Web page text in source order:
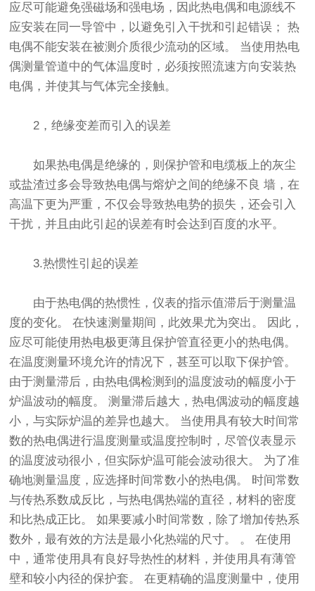
应尽可能避免强磁场和强电场，因此热电偶和电源线不
应安装在同一导管中，以避免引入干扰和引起错误； 热
电偶不能安装在被测介质很少流动的区域。 当使用热电
偶测量管道中的气体温度时，必须按照流速方向安装热
电偶，并使其与气体完全接触。
2，绝缘变差而引入的误差
如果热电偶是绝缘的，则保护管和电缆板上的灰尘
或盐渣过多会导致热电偶与熔炉之间的绝缘不良 墙，在
高温下更为严重，不仅会导致热电势的损失，还会引入
干扰，并且由此引起的误差有时会达到百度的水平。
3.热惯性引起的误差
由于热电偶的热惯性，仪表的指示值滞后于测量温
度的变化。 在快速测量期间，此效果尤为突出。 因此，
应尽可能使用热电极更薄且保护管直径更小的热电偶。
在温度测量环境允许的情况下，甚至可以取下保护管。
由于测量滞后，由热电偶检测到的温度波动的幅度小于
炉温波动的幅度。 测量滞后越大，热电偶波动的幅度越
小，与实际炉温的差异也越大。 当使用具有较大时间常
数的热电偶进行温度测量或温度控制时，尽管仪表显示
的温度波动很小，但实际炉温可能会波动很大。 为了准
确地测量温度，应选择时间常数小的热电偶。 时间常数
与传热系数成反比，与热电偶热端的直径，材料的密度
和比热成正比。 如果要减小时间常数，除了增加传热系
数外，最有效的方法是最小化热端的尺寸。 。 在使用
中，通常使用具有良好导热性的材料，并使用具有薄管
壁和较小内径的保护套。 在更精确的温度测量中，使用